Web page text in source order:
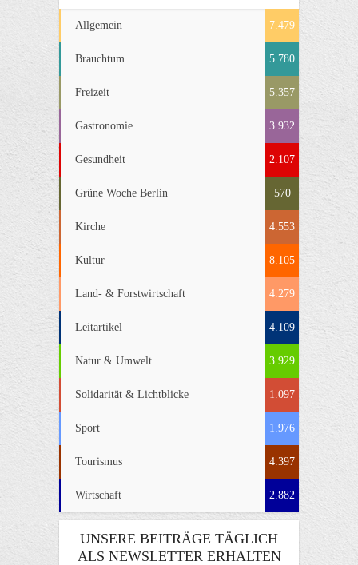
Allgemein 7.479
Brauchtum 5.780
Freizeit 5.357
Gastronomie 3.932
Gesundheit 2.107
Grüne Woche Berlin 570
Kirche 4.553
Kultur 8.105
Land- & Forstwirtschaft 4.279
Leitartikel 4.109
Natur & Umwelt 3.929
Solidarität & Lichtblicke 1.097
Sport 1.976
Tourismus 4.397
Wirtschaft 2.882
UNSERE BEITRÄGE TÄGLICH
ALS NEWSLETTER ERHALTEN